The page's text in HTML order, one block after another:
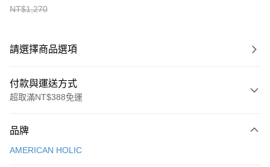
NT$1,270
請選擇商品選項
付款與運送方式
超取滿NT$388免運
信用卡一次付款
品牌
AMERICAN HOLIC